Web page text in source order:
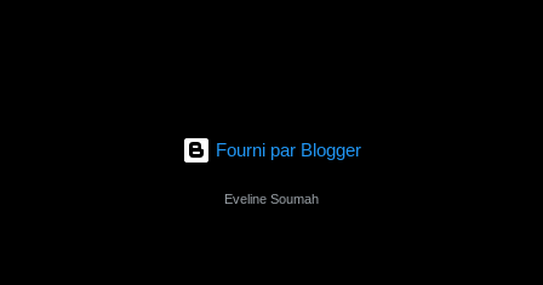
Fourni par Blogger
Eveline Soumah